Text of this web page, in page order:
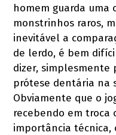
homem guarda uma
monstrinhos raros,
inevitável a
de lerdo, é bem
dizer, simplesmente
prótese dentária na
Obviamente que o
recebendo em troca
importância técnica,